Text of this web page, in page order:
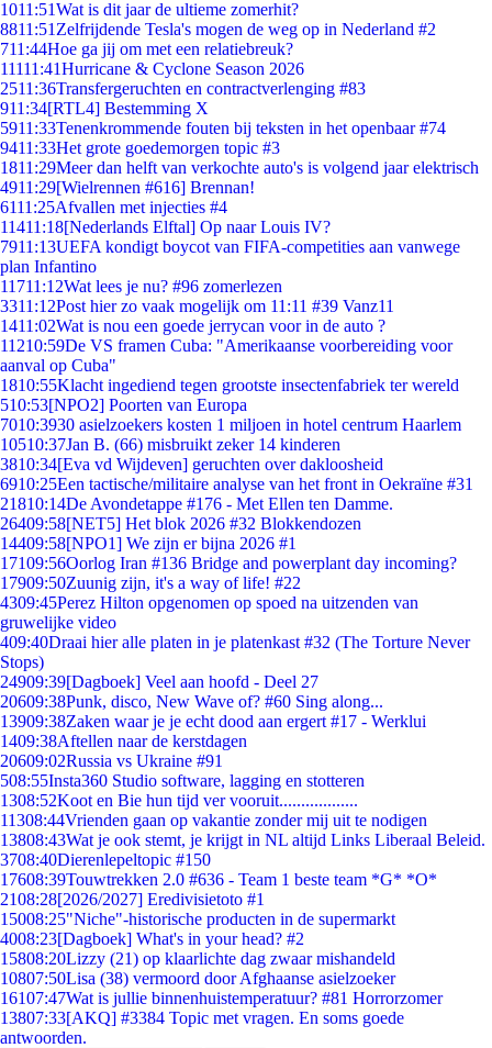
1011:51Wat is dit jaar de ultieme zomerhit?
8811:51 Zelfrijdende Tesla's mogen de weg op in Nederland #2
711:44Hoe ga jij om met een relatiebreuk?
11111:41Hurricane & Cyclone Season 2026
2511:36Transfergeruchten en contractverlenging #83
911:34[RTL4] Bestemming X
5911:33Tenenkrommende fouten bij teksten in het openbaar #74
9411:33Het grote goedemorgen topic #3
1811:29Meer dan helft van verkochte auto's is volgend jaar elektrisch
4911:29[Wielrennen #616] Brennan!
6111:25Afvallen met injecties #4
11411:18[Nederlands Elftal] Op naar Louis IV?
7911:13UEFA kondigt boycot van FIFA-competities aan vanwege
plan Infantino
11711:12Wat lees je nu? #96 zomerlezen
3311:12Post hier zo vaak mogelijk om 11:11 #39 Vanz11
1411:02Wat is nou een goede jerrycan voor in de auto ?
11210:59De VS framen Cuba: "Amerikaanse voorbereiding voor
aanval op Cuba"
1810:55Klacht ingediend tegen grootste insectenfabriek ter wereld
510:53[NPO2] Poorten van Europa
7010:3930 asielzoekers kosten 1 miljoen in hotel centrum Haarlem
10510:37Jan B. (66) misbruikt zeker 14 kinderen
3810:34[Eva vd Wijdeven] geruchten over dakloosheid
6910:25Een tactische/militaire analyse van het front in Oekraïne #31
21810:14De Avondetappe #176 - Met Ellen ten Damme.
26409:58[NET5] Het blok 2026 #32 Blokkendozen
14409:58[NPO1] We zijn er bijna 2026 #1
17109:56Oorlog Iran #136 Bridge and powerplant day incoming?
17909:50Zuunig zijn, it's a way of life! #22
4309:45Perez Hilton opgenomen op spoed na uitzenden van
gruwelijke video
409:40Draai hier alle platen in je platenkast #32 (The Torture Never
Stops)
24909:39[Dagboek] Veel aan hoofd - Deel 27
20609:38Punk, disco, New Wave of? #60 Sing along...
13909:38Zaken waar je je echt dood aan ergert #17 - Werklui
1409:38Aftellen naar de kerstdagen
20609:02Russia vs Ukraine #91
508:55Insta360 Studio software, lagging en stotteren
1308:52Koot en Bie hun tijd ver vooruit..................
11308:44Vrienden gaan op vakantie zonder mij uit te nodigen
13808:43Wat je ook stemt, je krijgt in NL altijd Links Liberaal Beleid.
3708:40Dierenlepeltopic #150
17608:39Touwtrekken 2.0 #636 - Team 1 beste team *G* *O*
2108:28[2026/2027] Eredivisietoto #1
15008:25"Niche"-historische producten in de supermarkt
4008:23[Dagboek] What's in your head? #2
15808:20Lizzy (21) op klaarlichte dag zwaar mishandeld
10807:50Lisa (38) vermoord door Afghaanse asielzoeker
16107:47Wat is jullie binnenhuistemperatuur? #81 Horrorzomer
13807:33[AKQ] #3384 Topic met vragen. En soms goede
antwoorden.